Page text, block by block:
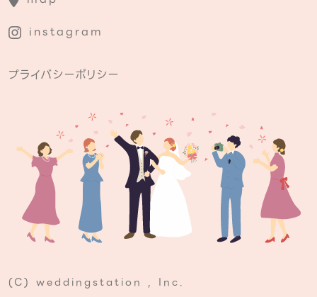
instagram
プライバシーポリシー
(C) weddingstation , Inc.